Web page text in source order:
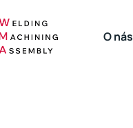
O nás